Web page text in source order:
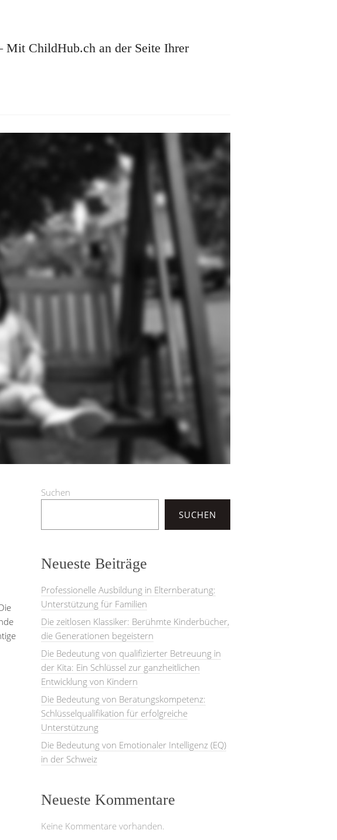
Mit ChildHub.ch an der Seite Ihrer
Suchen
SUCHEN
Neueste Beiträge
Professionelle Ausbildung in Elternberatung:
Unterstützung für Familien
Die zeitlosen Klassiker: Berühmte Kinderbücher,
die Generationen begeistern
Die Bedeutung von qualifizierter Betreuung in
der Kita: Ein Schlüssel zur ganzheitlichen
Entwicklung von Kindern
Die Bedeutung von Beratungskompetenz:
Schlüsselqualifikation für erfolgreiche
Unterstützung
Die Bedeutung von Emotionaler Intelligenz (EQ)
in der Schweiz
Neueste Kommentare
Keine Kommentare vorhanden.